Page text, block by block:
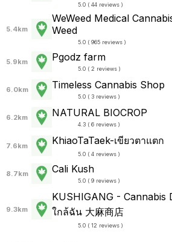
5.0 ( 44 reviews )
5.4km
WeWeed Medical
Weed
5.0 ( 965 reviews )
5.9km Pgodz farm
5.0 ( 2 reviews )
6.0km Timeless Cannabis Shop
5.0 ( 3 reviews )
6.2km NATURAL BIOCROP
4.3 ( 6 reviews )
7.6km KhiaoTaTaek-เขียวตาแตก
5.0 ( 4 reviews )
8.7km Cali Kush
5.0 ( 9 reviews )
9.3km
KUSHIGANG -
ใกล้ฉัน 大麻商店
5.0 ( 12 reviews )